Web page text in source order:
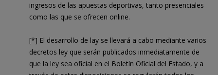
ingresos de las apuestas deportivas, tanto presenciales
como las que se ofrecen online.
[*] El desarrollo de lay se llevará a cabo mediante varios
decretos ley que serán publicados inmediatamente de
que la ley sea oficial en el Boletín Oficial del Estado, y a